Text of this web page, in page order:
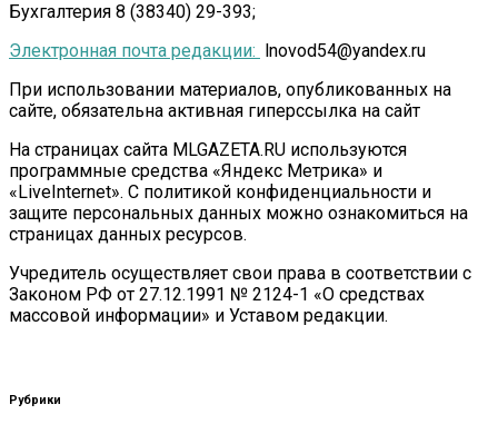
Бухгалтерия 8 (38340) 29-393;
Электронная почта редакции:
lnovod54@yandex.ru
При использовании материалов, опубликованных на
сайте, обязательна активная гиперссылка на сайт
На страницах сайта MLGAZETA.RU используются
программные средства «Яндекс Метрика» и
«LiveInternet». С политикой конфиденциальности и
защите персональных данных можно ознакомиться на
страницах данных ресурсов.
Учредитель осуществляет свои права в соответствии с
Законом РФ от 27.12.1991 № 2124-1 «О средствах
массовой информации» и Уставом редакции.
Рубрики